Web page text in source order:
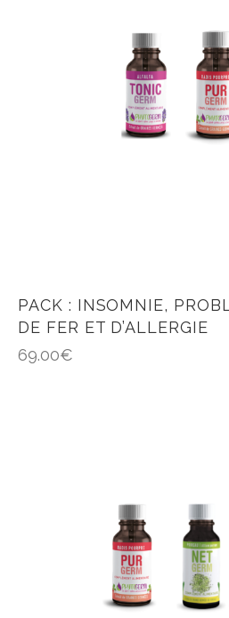
PACK : INSOMNIE,
DE FER ET D’ALLERGIE
69.00€